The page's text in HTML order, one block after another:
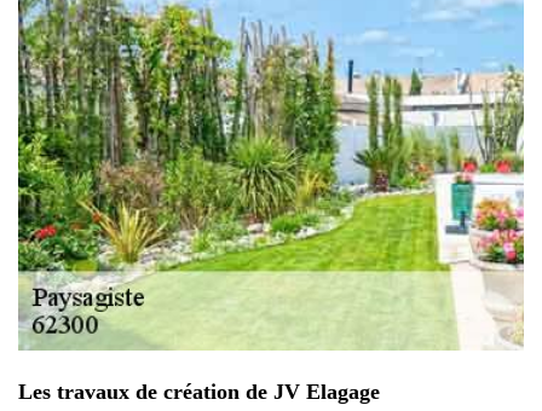
Les travaux de création de JV Elagage